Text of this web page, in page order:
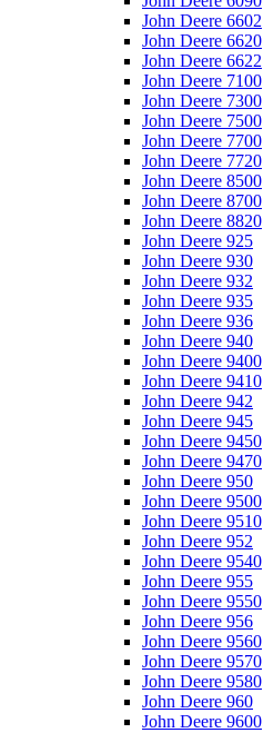
John Deere 6602
John Deere 6620
John Deere 6622
John Deere 7100
John Deere 7300
John Deere 7500
John Deere 7700
John Deere 7720
John Deere 8500
John Deere 8700
John Deere 8820
John Deere 925
John Deere 930
John Deere 932
John Deere 935
John Deere 936
John Deere 940
John Deere 9400
John Deere 9410
John Deere 942
John Deere 945
John Deere 9450
John Deere 9470
John Deere 950
John Deere 9500
John Deere 9510
John Deere 952
John Deere 9540
John Deere 955
John Deere 9550
John Deere 956
John Deere 9560
John Deere 9570
John Deere 9580
John Deere 960
John Deere 9600